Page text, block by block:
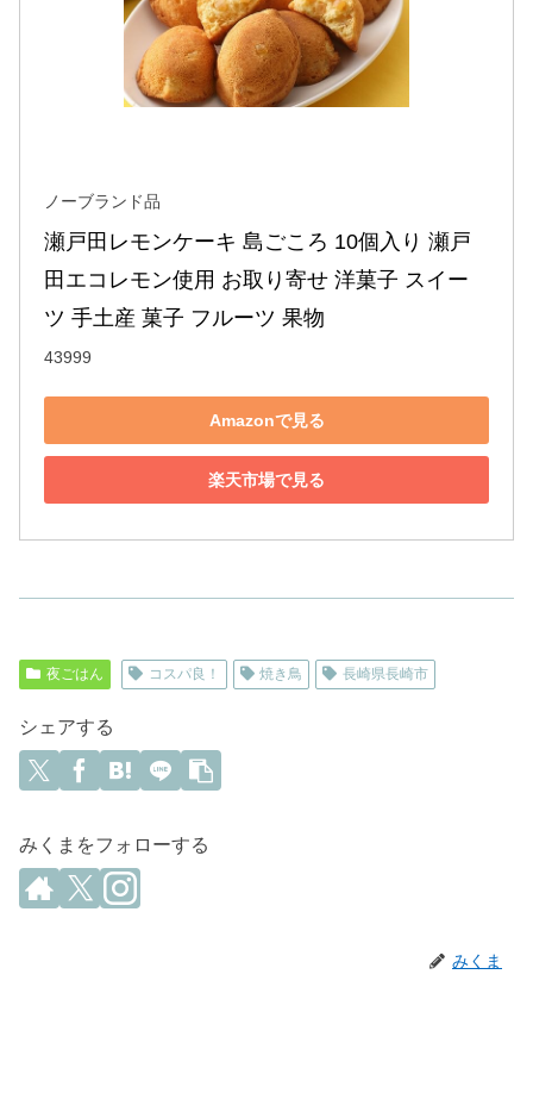
ノーブランド品
瀬戸田レモンケーキ 島ごころ 10個入り 瀬戸
田エコレモン使用 お取り寄せ 洋菓子 スイー
ツ 手土産 菓子 フルーツ 果物
43999
Amazonで見る
楽天市場で見る
夜ごはん コスパ良！ 焼き鳥 長崎県長崎市
シェアする
みくまをフォローする
みくま